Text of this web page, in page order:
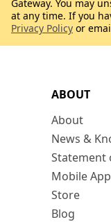
ABOUT
About
News &
Statement
Mobile App
Store
Blog
Gateway. You may
at any time. If you
Privacy Policy or